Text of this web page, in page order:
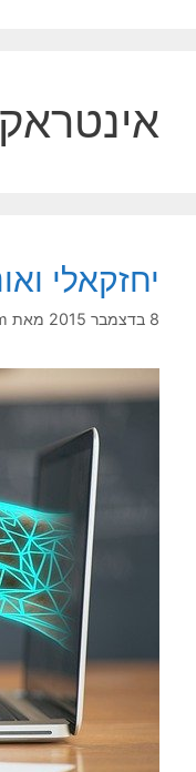
יחזקאלי
8 בדצמבר 2015 מאת